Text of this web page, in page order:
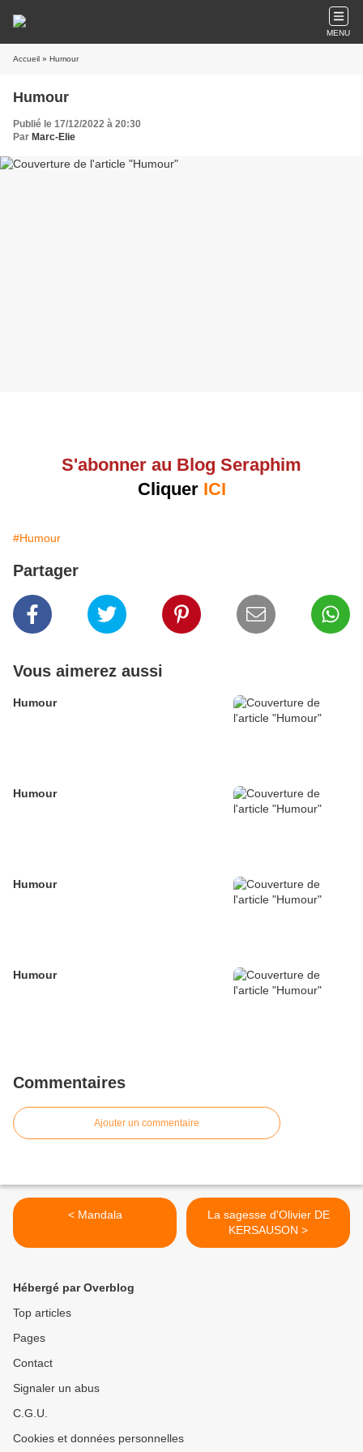
MENU
Accueil » Humour
Humour
Publié le 17/12/2022 à 20:30
Par Marc-Elie
S'abonner au Blog Seraphim
Cliquer ICI
#Humour
Partager
Vous aimerez aussi
Humour
Humour
Humour
Humour
Commentaires
Ajouter un commentaire
< Mandala
La sagesse d'Olivier DE
KERSAUSON >
Hébergé par Overblog
Top articles
Pages
Contact
Signaler un abus
C.G.U.
Cookies et données personnelles